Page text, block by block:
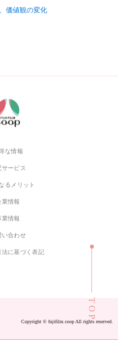
TOP
価値観の変化
な情報
サービス
るメリット
業情報
業情報
い合わせ
法に基づく表記
Copyright ©︎ fujifilm.coop All rights reserved.